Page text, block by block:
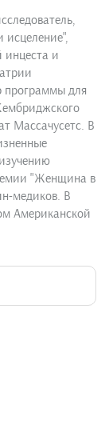
исцеление",
инцеста и
программы для
Массачусетс. В
"Женщина в
медиков. В
Американской